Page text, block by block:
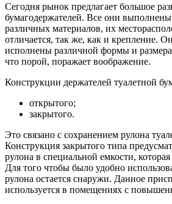
Сегодня рынок предлагает большое
бумагодержателей. Все они
различных материалов, их
отличается, так же, как и крепление.
исполнены различной формы и
что порой, поражает воображение.
Конструкции держателей туалетной
открытого;
закрытого.
Это связано с сохранением рулона
Конструкция закрытого типа
рулона в специальной емкости,
Для того чтобы было удобно
рулона остается снаружи. Данное
используется в помещениях с